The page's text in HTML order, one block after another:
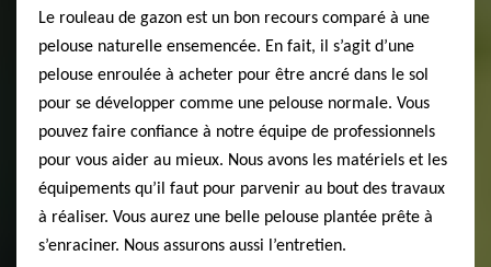
Le rouleau de gazon est un bon recours comparé à une
pelouse naturelle ensemencée. En fait, il s’agit d’une
pelouse enroulée à acheter pour être ancré dans le sol
pour se développer comme une pelouse normale. Vous
pouvez faire confiance à notre équipe de professionnels
pour vous aider au mieux. Nous avons les matériels et les
équipements qu’il faut pour parvenir au bout des travaux
à réaliser. Vous aurez une belle pelouse plantée prête à
s’enraciner. Nous assurons aussi l’entretien.